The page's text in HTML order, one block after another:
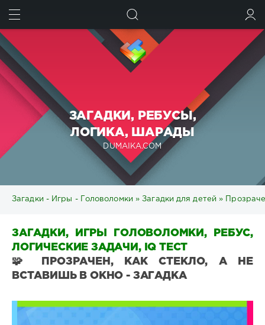
ЗАГАДКИ, РЕБУСЫ,
ЛОГИКА, ШАРАДЫ
DUMAIKA.COM
Загадки - Игры - Головоломки »Загадки для детей »
ЗАГАДКИ, ИГРЫ ГОЛОВОЛОМКИ, РЕБУС,
ЛОГИЧЕСКИЕ ЗАДАЧИ, IQ ТЕСТ
🧩 ПРОЗРАЧЕН, КАК СТЕКЛО, А НЕ
ВСТАВИШЬ В ОКНО - ЗАГАДКА